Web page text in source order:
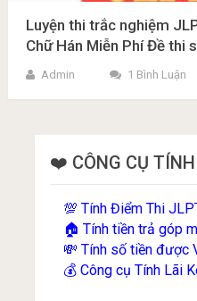
Luyện thi trắc nghiệm
Chữ Hán Miễn Phí Đề thi
Admin 1 Bình Luận
❤️ CÔNG CỤ
💯Tính Điểm Thi
🏠Tính tiền trả góp
💸Tính số tiền được
💰Công cụ Tính Lãi